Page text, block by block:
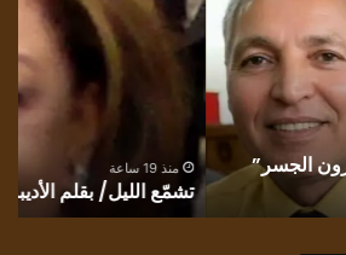
إقبال الشايب غانم